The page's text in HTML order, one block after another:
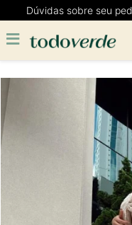
Dúvidas sobre seu